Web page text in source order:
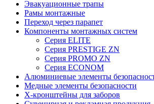
Эвакуационные трапы
Рамы монтажные
Переход через парапет
Компоненты монтажных систем
Серия ELITE
Серия PRESTIGE ZN
Серия PROMO ZN
Серия ECONOM
Алюминиевые элементы
Медные элементы безопасности
X-кронштейны для заборов